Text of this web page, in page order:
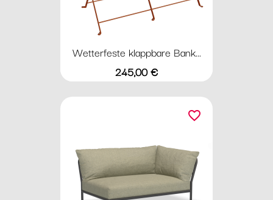
Wetterfeste klappbare Bank...
Preis
245,00 €
favorite_border